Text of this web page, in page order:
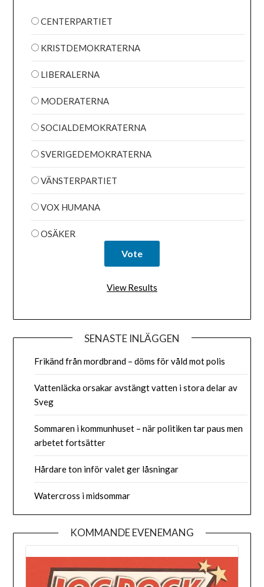
CENTERPARTIET
KRISTDEMOKRATERNA
LIBERALERNA
MODERATERNA
SOCIALDEMOKRATERNA
SVERIGEDEMOKRATERNA
VÄNSTERPARTIET
VOX HUMANA
OSÄKER
View Results
SENASTE INLÄGGEN
Frikänd från mordbrand – döms för våld mot polis
Vattenläcka orsakar avstängt vatten i stora delar av
Sveg
Sommaren i kommunhuset – när politiken tar paus men
arbetet fortsätter
Hårdare ton inför valet ger låsningar
Watercross i midsommar
KOMMANDE EVENEMANG